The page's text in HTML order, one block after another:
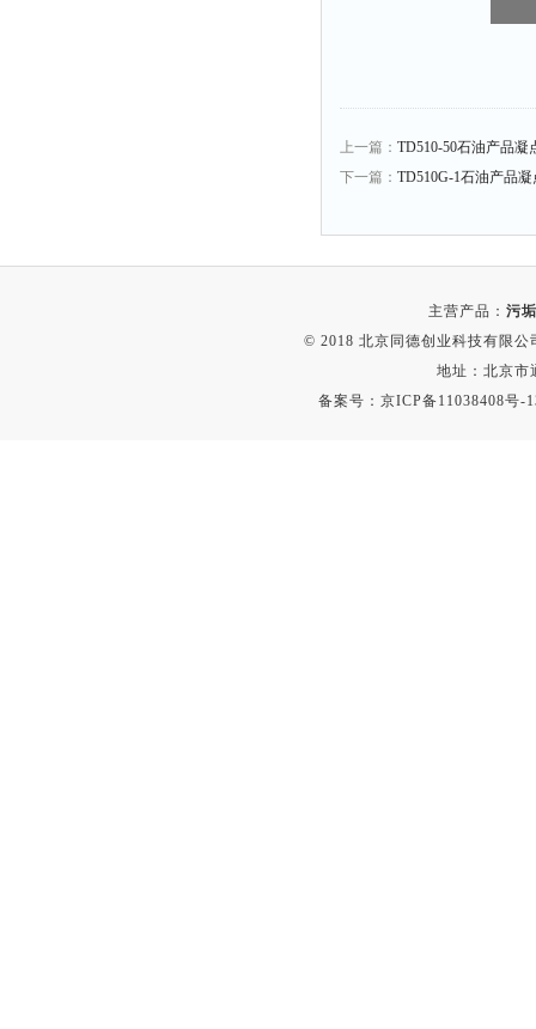
上一篇： TD510-50石油产品凝
下一篇： TD510G-1石油产品
主营产品： 污
© 2018 北京同德创业科技有限
地址：北京市
备案号： 京ICP备11038408号-